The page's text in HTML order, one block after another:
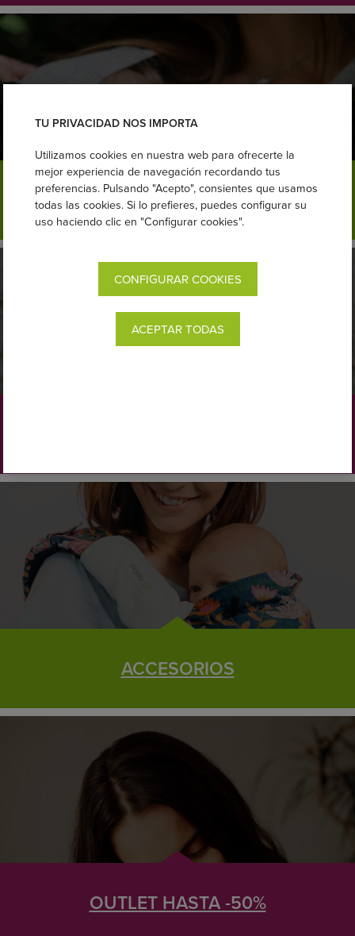
ROPA DE PORTEO
ACCESORIOS
OUTLET HASTA -50%
TU PRIVACIDAD NOS IMPORTA
Utilizamos cookies en nuestra web para ofrecerte la
mejor experiencia de navegación recordando tus
preferencias. Pulsando "Acepto", consientes que usamos
todas las cookies. Si lo prefieres, puedes configurar su
uso haciendo clic en "Configurar cookies".
CONFIGURAR COOKIES
ACEPTAR TODAS